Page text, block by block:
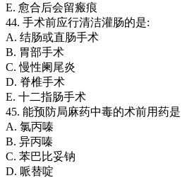
E. 愈合后会留瘢痕
44. 手术前应行清洁灌肠的是:
A. 结肠或直肠手术
B. 胃部手术
C. 慢性阑尾炎
D. 脊椎手术
E. 十二指肠手术
45. 能预防局麻药中毒的术前用药是
A. 氯丙嗪
B. 异丙嗪
C. 苯巴比妥钠
D. 哌替啶